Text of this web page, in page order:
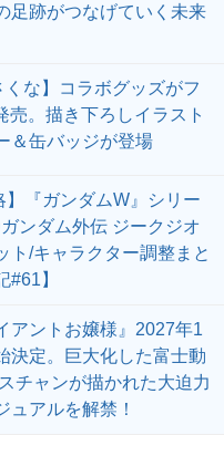
足跡がつなげていく未来
くな】コラボグッズがフ
売。描き下ろしイラスト
＆缶バッジが登場
】『ガンダムW』シリー
ンダム外伝 ジークジオ
ト/キャラクター調整まと
#61】
アントお嬢様』2027年1
決定。巨大化した富士動
チャンが描かれた大迫力
ュアルを解禁！